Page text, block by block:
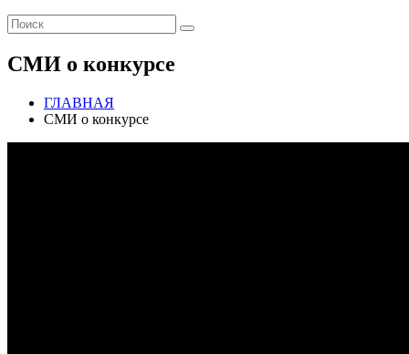
СМИ о конкурсе
ГЛАВНАЯ
СМИ о конкурсе